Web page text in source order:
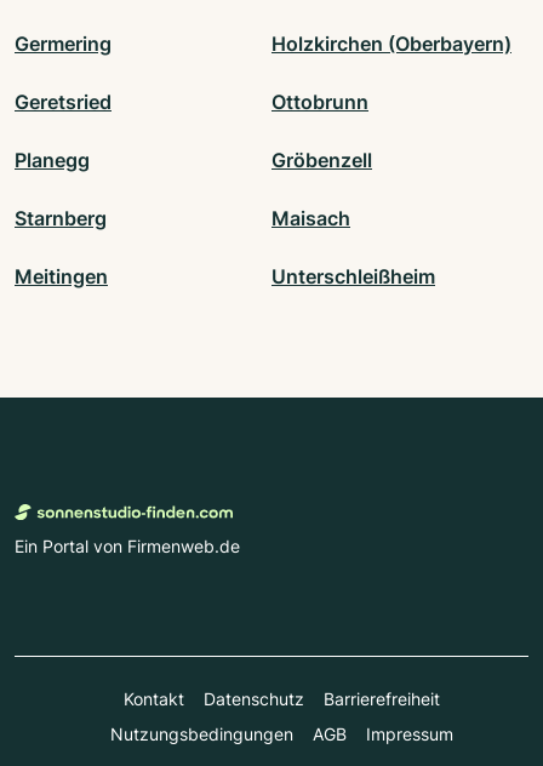
Germering Holzkirchen (Oberbayern)
Geretsried Ottobrunn
Planegg Gröbenzell
Starnberg Maisach
Meitingen Unterschleißheim
Ein Portal von Firmenweb.de
Kontakt Datenschutz
Barrierefreiheit
Nutzungsbedingungen
AGB Impressum